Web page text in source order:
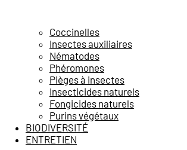
Coccinelles
Insectes auxiliaires
Nématodes
Phéromones
Pièges à insectes
Insecticides naturels
Fongicides naturels
Purins végétaux
BIODIVERSITÉ
ENTRETIEN